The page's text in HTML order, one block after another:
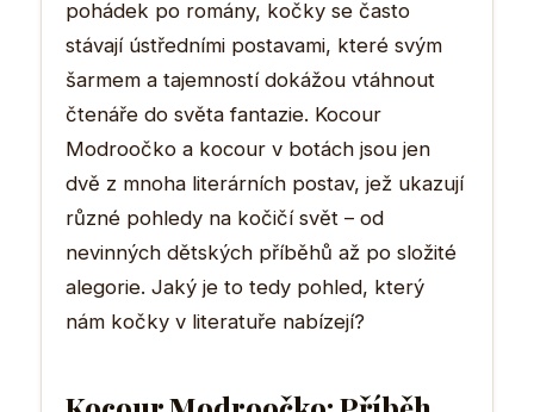
pohádek po romány, kočky se často
stávají ústředními postavami, které svým
šarmem a tajemností dokážou vtáhnout
čtenáře do světa fantazie. Kocour
Modroočko a kocour v botách jsou jen
dvě z mnoha literárních postav, jež ukazují
různé pohledy na kočičí svět – od
nevinných dětských příběhů až po složité
alegorie. Jaký je to tedy pohled, který
nám kočky v literatuře nabízejí?